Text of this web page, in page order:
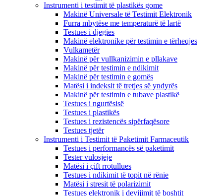
Instrumenti i testimit të plastikës gome
Makinë Universale të Testimit Elektronik
Furra mbytëse me temperaturë të lartë
Testues i djegies
Makinë elektronike për testimin e tërheqjes
Vulkametër
Makinë për vullkanizimin e pllakave
Makinë për testimin e ndikimit
Makinë për testimin e gomës
Matësi i indeksit të tretjes së yndyrës
Makinë për testimin e tubave plastikë
Testues i ngurtësisë
Testues i plastikës
Testues i rezistencës sipërfaqësore
Testues tjetër
Instrumenti i Testimit të Paketimit Farmaceutik
Testues i performancës së paketimit
Tester vulosjeje
Matësi i çift rrotullues
Testues i ndikimit të topit në rënie
Matësi i stresit të polarizimit
Testues elektronik i devijimit të boshtit